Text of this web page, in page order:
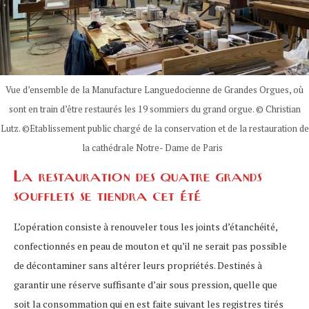
Vue d’ensemble de la Manufacture Languedocienne de Grandes Orgues, où
sont en train d’être restaurés les 19 sommiers du grand orgue. © Christian
Lutz. ©Etablissement public chargé de la conservation et de la restauration de
la cathédrale Notre- Dame de Paris
La restauration des quatre grands
soufflets se tiendra cet été
L’opération consiste à renouveler tous les joints d’étanchéité,
confectionnés en peau de mouton et qu’il ne serait pas possible
de décontaminer sans altérer leurs propriétés. Destinés à
garantir une réserve suffisante d’air sous pression, quelle que
soit la consommation qui en est faite suivant les registres tirés